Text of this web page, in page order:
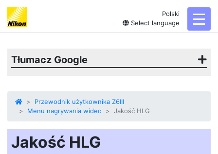
Polski
Select language
Tłumacz Google
Przewodnik użytkownika Z6III
Menu nagrywania wideo
Jakość HLG
Jakość HLG